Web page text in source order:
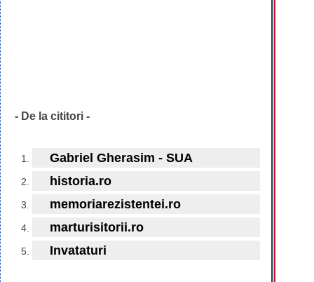
- De la cititori -
Gabriel Gherasim - SUA
historia.ro
memoriarezistentei.ro
marturisitorii.ro
Invataturi